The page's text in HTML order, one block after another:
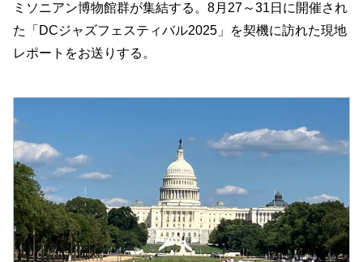
ミソニアン博物館群が集結する。8月27～31日に開催され
た「DCジャズフェスティバル2025」を契機に訪れた現地
レポートをお送りする。